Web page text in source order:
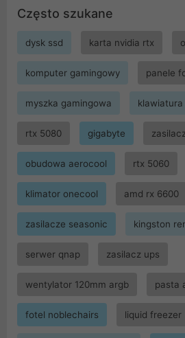
Często szukane
dysk ssd karta nvidia rtx
komputer gamingowy panele
myszka gamingowa
rtx 5080 gigabyte
obudowa aerocool rtx 5060
klimator onecool amd rx 6600
zasilacze seasonic kingston
serwer qnap zasilacz ups
wentylator 120mm argb pasta
fotel noblechairs liquid freezer